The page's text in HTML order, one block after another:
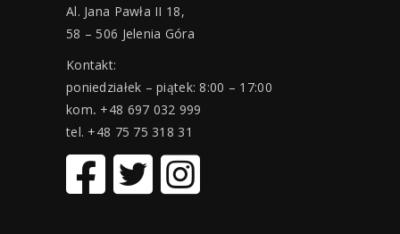
Al. Jana Pawła II 18,
58 – 506 Jelenia Góra
Kontakt:
poniedziałek – piątek: 8:00 – 17:00
kom. +48 697 032 999
tel. +48 75 75 318 31